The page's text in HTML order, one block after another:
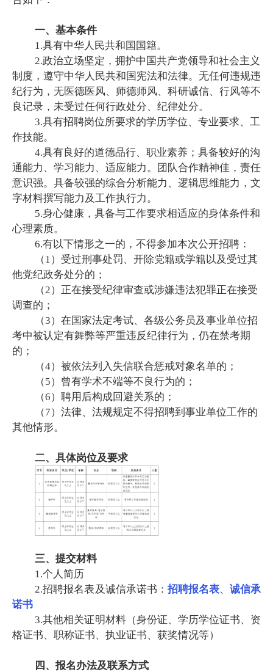
一、基本条件
1.具有中华人民共和国国籍。
2.政治立场坚定，拥护中国共产党领导和社会主义
制度，遵守中华人民共和国宪法和法律。无任何违规违
纪行为，无医德医风、师德师风、科研诚信、行风等不
良记录，未受过任何行政处分、纪律处分。
3.具有招聘岗位所要求的学历学位、专业要求、工
作技能。
4.具有良好的道德品行、职业素养；具备较好的沟
通能力、学习能力、适应能力。团队合作精神佳，责任
意识强。具备较强的综合分析能力、逻辑思维能力，文
字材料撰写能力及工作执行力。
5.身心健康，具备与工作要求相适应的身体条件和
心理素质。
6.有以下情形之一的，不得参加本次公开招聘：
（1）受过刑事处罚、开除党籍或学籍以及受过其
他党纪政务处分的；
（2）正在接受纪律审查或涉嫌违法犯罪正在接受
调查的；
（3）在国家法定考试、各级公务员及事业单位招
考中被认定有舞弊等严重违反纪律行为，仍在禁考期
的；
（4）被依法列入失信联合惩戒对象名单的；
（5）曾有学术不端等不良行为的；
（6）聘用后构成回避关系的；
（7）法律、法规规定不得招聘到事业单位工作的
其他情形。
二、具体岗位及要求
三、提交材料
1.个人简历
2.招聘报名表及诚信承诺书： 招聘报名表、 诚信承
诺书
3.其他相关证明材料（身份证、学历学位证书、资
格证书、职称证书、执业证书、获奖情况等）
四、报名办法及联系方式